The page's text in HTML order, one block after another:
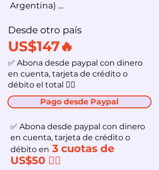
Argentina)
Castiqeira Marialma || BBVA
Caja de ahorro
Número de cuenta: 354-
447798/59
CBU:
ALIAS:
Desde otro país​
US$147🔥
✅ Abona desde paypal con dinero
en cuenta, tarjeta de crédito o
débito el total 👇🏻
Pago desde Paypal
✅ Abona desde paypal con dinero
en cuenta, tarjeta de crédito o
débito en 3 cuotas de
US$50 👇🏻